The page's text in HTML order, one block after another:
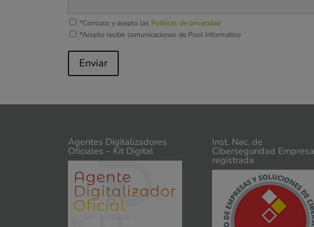
*Conozco y acepto las Politicas de privacidad
*Acepto recibir comunicaciones de Pool Informático
Enviar
Agentes Digitalizadores
Oficiales – Kit Digital
Inst. Nac. de
Ciberseguridad Empresa
registrada